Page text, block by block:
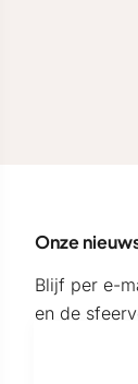
Onze
Blijf per e-
en de